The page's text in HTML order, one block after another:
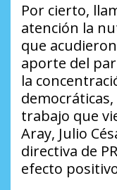
Por cierto,
atención la
que
aporte del
la
trabajo que
Aray, Julio
directiva de
efecto